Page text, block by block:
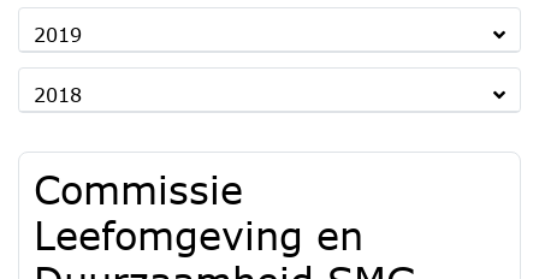
2019
2018
Commissie
Leefomgeving en